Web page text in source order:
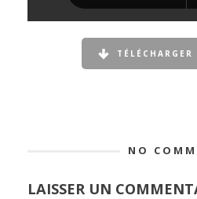
NO
LAISSER UN